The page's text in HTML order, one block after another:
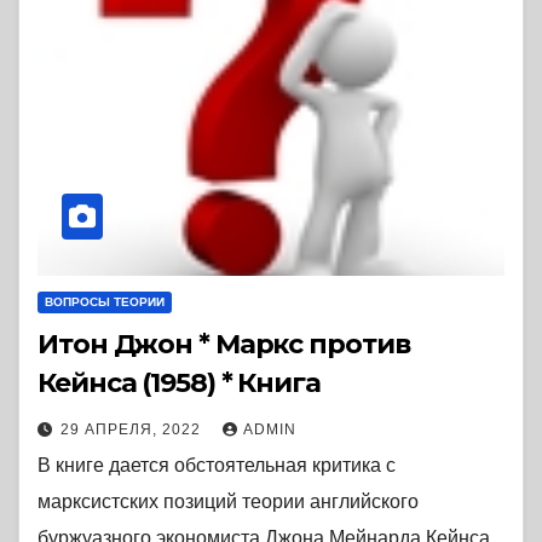
ВОПРОСЫ ТЕОРИИ
Итон Джон * Маркс против
Кейнса (1958) * Книга
29 АПРЕЛЯ, 2022 ADMIN
В книге дается обстоятельная критика с
марксистских позиций теории английского